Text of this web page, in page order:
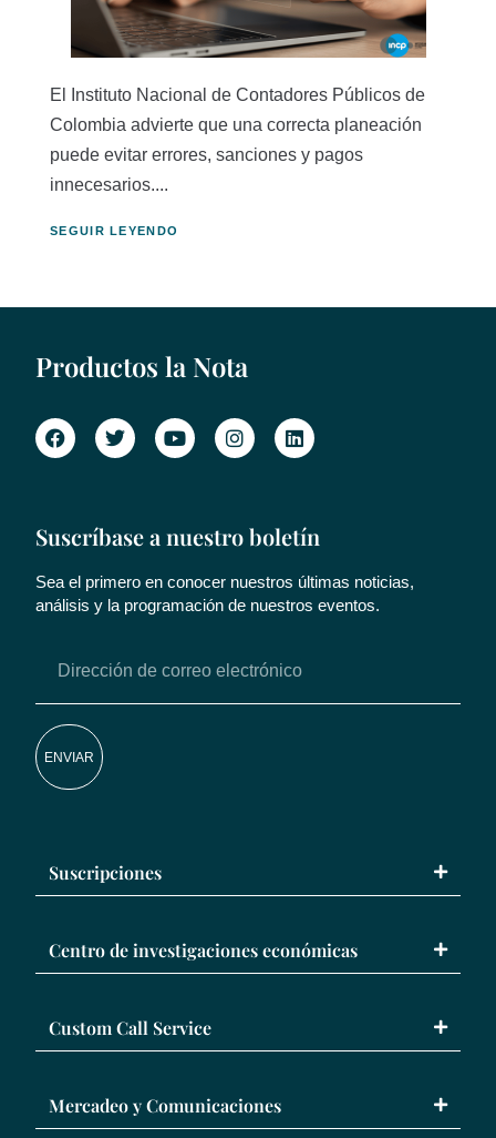
El Instituto Nacional de Contadores Públicos de
Colombia advierte que una correcta planeación
puede evitar errores, sanciones y pagos
innecesarios....
SEGUIR LEYENDO
Productos la Nota
Suscríbase a nuestro boletín
Sea el primero en conocer nuestros últimas noticias,
análisis y la programación de nuestros eventos.
ENVIAR
Suscripciones
Centro de investigaciones económicas
Custom Call Service
Mercadeo y Comunicaciones